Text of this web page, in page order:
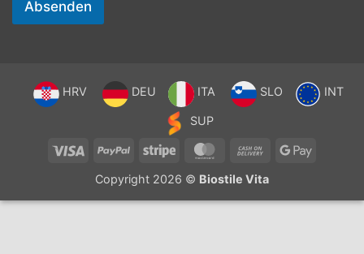
Absenden
HRV DEU ITA SLO INT
SUP
Visa PayPal Stripe MasterCardCash
Delivery
Google
Copyright 2026 © Biostile Vita